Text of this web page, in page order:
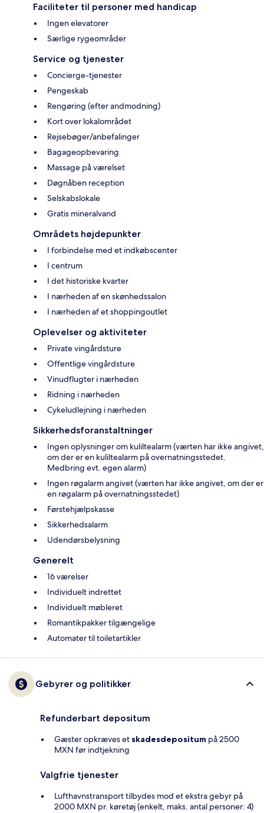
Faciliteter til personer med handicap
Ingen elevatorer
Særlige rygeområder
Service og tjenester
Concierge-tjenester
Pengeskab
Rengøring (efter andmodning)
Kort over lokalområdet
Rejsebøger/anbefalinger
Bagageopbevaring
Massage på værelset
Døgnåben reception
Selskabslokale
Gratis mineralvand
Områdets højdepunkter
I forbindelse med et indkøbscenter
I centrum
I det historiske kvarter
I nærheden af en skønhedssalon
I nærheden af et shoppingoutlet
Oplevelser og aktiviteter
Private vingårdsture
Offentlige vingårdsture
Vinudflugter i nærheden
Ridning i nærheden
Cykeludlejning i nærheden
Sikkerhedsforanstaltninger
Ingen oplysninger om kuliltealarm (værten har ikke angivet,
om der er en kuliltealarm på overnatningsstedet.
Medbring evt. egen alarm)
Ingen røgalarm angivet (værten har ikke angivet, om der er
en røgalarm på overnatningsstedet)
Førstehjælpskasse
Sikkerhedsalarm
Udendørsbelysning
Generelt
16 værelser
Individuelt indrettet
Individuelt møbleret
Romantikpakker tilgængelige
Automater til toiletartikler
Gebyrer og politikker
Refunderbart depositum
Gæster opkræves et skadesdepositum på 2500
MXN før indtjekning
Valgfrie tjenester
Lufthavnstransport tilbydes mod et ekstra gebyr på
2000 MXN pr. køretøj (enkelt, maks. antal personer: 4)